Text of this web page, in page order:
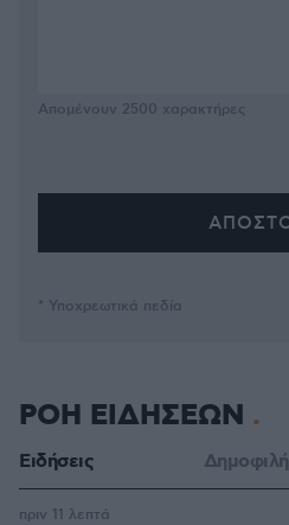
Απομένουν 2500 χαρακτήρες
* Υποχρεωτικά πεδία
ΡΟΗ ΕΙΔΗΣΕΩΝ
Ειδήσεις Δημοφιλή
πριν 11 λεπτά